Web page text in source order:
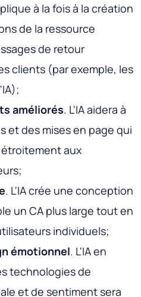
à la fois à la création
de la ressource
de retour
clients (par exemple, les
améliorés. L'IA aidera à
et des mises en page qui
aux
. L'IA crée une conception
un CA plus large tout en
individuels;
émotionnel. L'IA en
technologies de
et de sentiment sera